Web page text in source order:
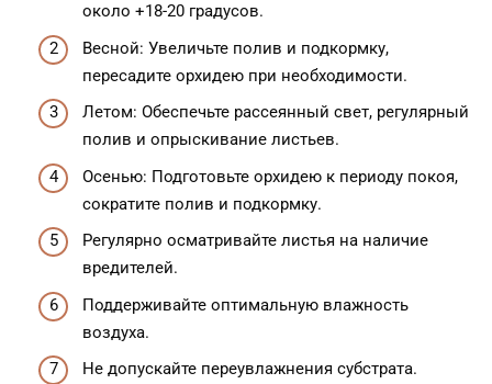
около +18-20 градусов.
Весной: Увеличьте полив и подкормку,
пересадите орхидею при необходимости.
Летом: Обеспечьте рассеянный свет, регулярный
полив и опрыскивание листьев.
Осенью: Подготовьте орхидею к периоду покоя,
сократите полив и подкормку.
Регулярно осматривайте листья на наличие
вредителей.
Поддерживайте оптимальную влажность
воздуха.
Не допускайте переувлажнения субстрата.